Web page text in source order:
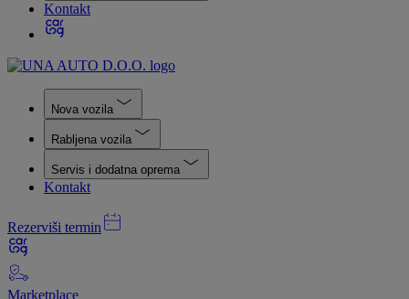
Kontakt
Nova vozila
Rabljena vozila
Servis i dodatna oprema
Kontakt
Rezerviši termin
Marketplace